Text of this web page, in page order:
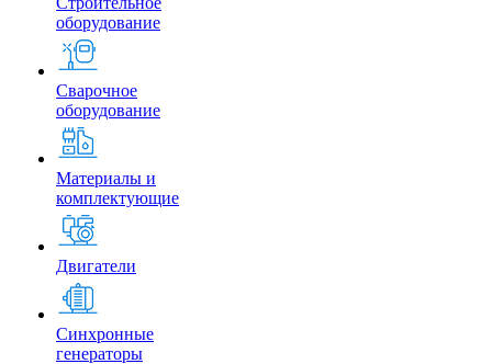
оборудование
Сварочное
оборудование
Материалы и
комплектующие
Двигатели
Синхронные
генераторы